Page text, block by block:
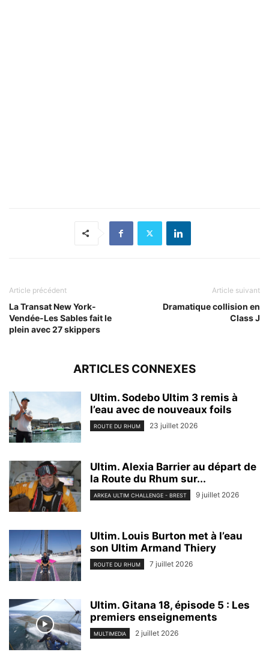
Article précédent
La Transat New York-
Vendée-Les Sables fait le
plein avec 27 skippers
Article suivant
Dramatique collision en
Class J
ARTICLES CONNEXES
Ultim. Sodebo Ultim 3 remis à
l’eau avec de nouveaux foils
ROUTE DU RHUM 23 juillet 2026
Ultim. Alexia Barrier au départ de
la Route du Rhum sur...
ARKEA ULTIM CHALLENGE - BREST 9 juillet 2026
Ultim. Louis Burton met à l’eau
son Ultim Armand Thiery
ROUTE DU RHUM 7 juillet 2026
Ultim. Gitana 18, épisode 5 : Les
premiers enseignements
MULTIMEDIA 2 juillet 2026